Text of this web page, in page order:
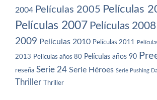
2004 Películas 2005 Películas
Películas 2007 Películas 2008
2009 Películas 2010 Películas 2011
2013 Películas años 80 Películas años 90
reseña Serie 24 Serie Héroes Serie Pushing
Thriller Thriller